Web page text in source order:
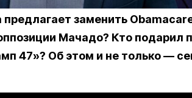
заменить
Мачадо? Кто подарил
47»? Об этом и не только —